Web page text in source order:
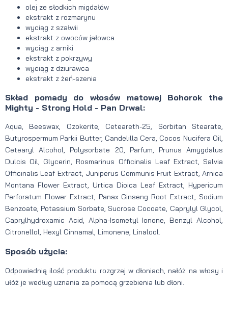
olej ze słodkich migdałów
ekstrakt z rozmarynu
wyciąg z szałwii
ekstrakt z owoców jałowca
wyciąg z arniki
ekstrakt z pokrzywy
wyciąg z dziurawca
ekstrakt z żeń-szenia
Skład pomady do włosów matowej Bohorok the
Mighty - Strong Hold - Pan Drwal:
Aqua, Beeswax, Ozokerite, Ceteareth-25, Sorbitan Stearate,
Butyrospermum Parkii Butter, Candelilla Cera, Cocos Nucifera Oil,
Cetearyl Alcohol, Polysorbate 20, Parfum, Prunus Amygdalus
Dulcis Oil, Glycerin, Rosmarinus Officinalis Leaf Extract, Salvia
Officinalis Leaf Extract, Juniperus Communis Fruit Extract, Arnica
Montana Flower Extract, Urtica Dioica Leaf Extract, Hypericum
Perforatum Flower Extract, Panax Ginseng Root Extract, Sodium
Benzoate, Potassium Sorbate, Sucrose Cocoate, Caprylyl Glycol,
Caprylhydroxamic Acid, Alpha-Isometyl Ionone, Benzyl Alcohol,
Citronellol, Hexyl Cinnamal, Limonene, Linalool.
Sposób użycia:
Odpowiednią ilość produktu rozgrzej w dłoniach, nałóż na włosy i
ułóż je według uznania za pomocą grzebienia lub dłoni.